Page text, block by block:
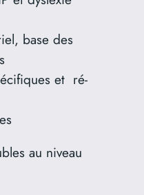
base des
et ré-
au niveau